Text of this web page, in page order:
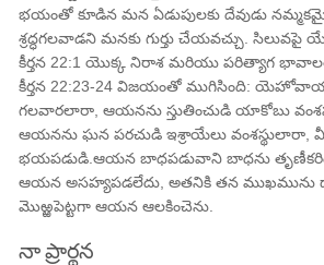
భయంతో కూడిన మన ఏడుపులకు దేవుడు
శ్రద్ధగలవాడని మనకు గుర్తు చేయవచ్చు. సిలువపై
కీర్తన 22:1 యొక్క నిరాశ మరియు పరిత్యాగ
కీర్తన 22:23-24 విజయంతో ముగిసింది:
గలవారలారా, ఆయనను స్తుతించుడి యాకోబు
ఆయనను ఘన పరచుడి ఇశ్రాయేలు వంశస్థులారా,
భయపడుడి.ఆయన బాధపడువాని బాధను
ఆయన అసహ్యపడలేదు, అతనికి తన
మొఱ్ఱపెట్టగా ఆయన ఆలకించెను.
నా ప్రార్థన